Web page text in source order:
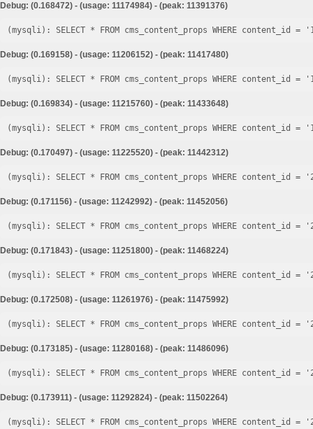
Debug: (0.168472) - (usage: 11174984) - (peak: 11391376)
Debug: (0.169158) - (usage: 11206152) - (peak: 11417480)
Debug: (0.169834) - (usage: 11215760) - (peak: 11433648)
Debug: (0.170497) - (usage: 11225520) - (peak: 11442312)
Debug: (0.171156) - (usage: 11242992) - (peak: 11452056)
Debug: (0.171843) - (usage: 11251800) - (peak: 11468224)
Debug: (0.172508) - (usage: 11261976) - (peak: 11475992)
Debug: (0.173185) - (usage: 11280168) - (peak: 11486096)
Debug: (0.173911) - (usage: 11292824) - (peak: 11502264)